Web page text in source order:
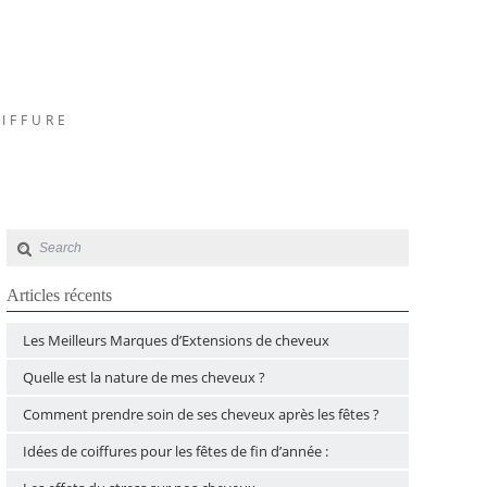
Articles récents
Les Meilleurs Marques d’Extensions de cheveux
Quelle est la nature de mes cheveux ?
Comment prendre soin de ses cheveux après les fêtes ?
Idées de coiffures pour les fêtes de fin d’année :